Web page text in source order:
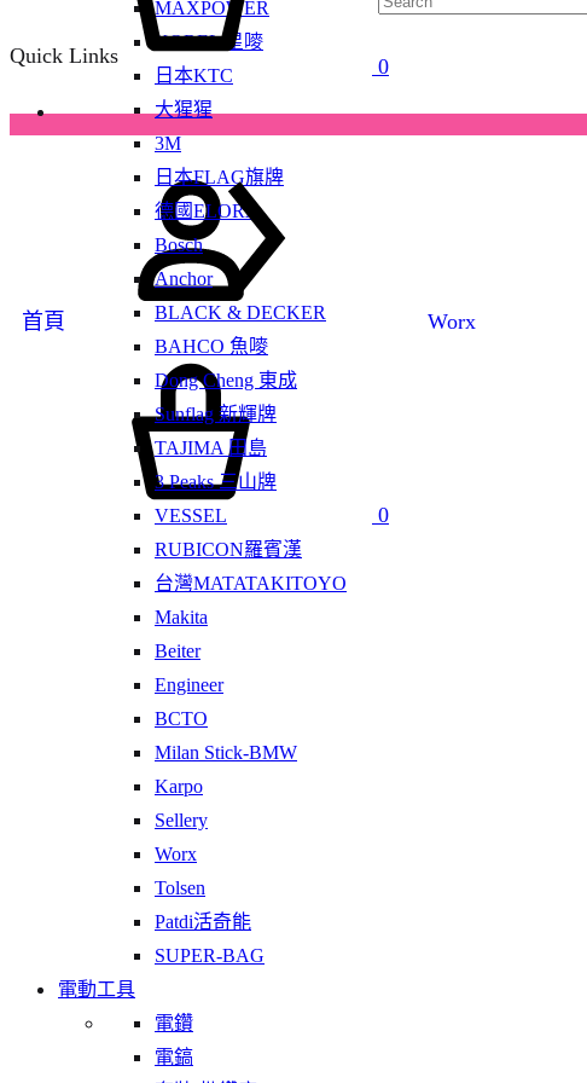
Quick Links
0
MAXPOWER
KOREL 星嘜
日本KTC
大猩猩
3M
日本FLAG旗牌
德國ELORA
Bosch
Anchor
BLACK & DECKER
BAHCO 魚嘜
Dong Cheng 東成
Sunflag 新輝牌
TAJIMA 田島
3 Peaks 三山牌
VESSEL
RUBICON羅賓漢
台灣MATATAKITOYO
Makita
Beiter
Engineer
BCTO
Milan Stick-BMW
Karpo
Sellery
Worx
Tolsen
Patdi活奇能
SUPER-BAG
電動工具
電鑽
電鎬
0
首頁 Worx